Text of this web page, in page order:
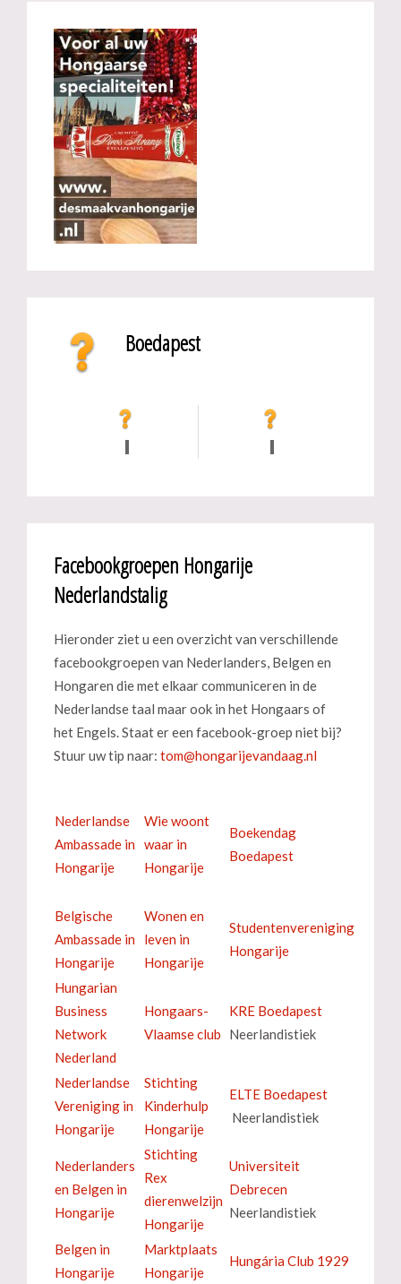
Boedapest
Facebookgroepen Hongarije
Nederlandstalig
Hieronder ziet u een overzicht van verschillende
facebookgroepen van Nederlanders, Belgen en
Hongaren die met elkaar communiceren in de
Nederlandse taal maar ook in het Hongaars of
het Engels. Staat er een facebook-groep niet bij?
Stuur uw tip naar:
Nederlandse
Ambassade in
Hongarije
Wie woont
waar in
Hongarije
Boekendag
Boedapest
Belgische
Ambassade in
Hongarije
Wonen en
leven in
Hongarije
Studentenvereniging
Hongarije
Hungarian
Business
Network
Nederland
Hongaars-
Vlaamse club
KRE Boedapest
Neerlandistiek
Nederlandse
Vereniging in
Hongarije
Stichting
Kinderhulp
Hongarije
ELTE Boedapest
Neerlandistiek
Nederlanders
en Belgen in
Hongarije
Stichting
Rex
dierenwelzijn
Hongarije
Universiteit
Debrecen
Neerlandistiek
Belgen in
Hongarije
Marktplaats
Hongarije
Hungária Club 1929